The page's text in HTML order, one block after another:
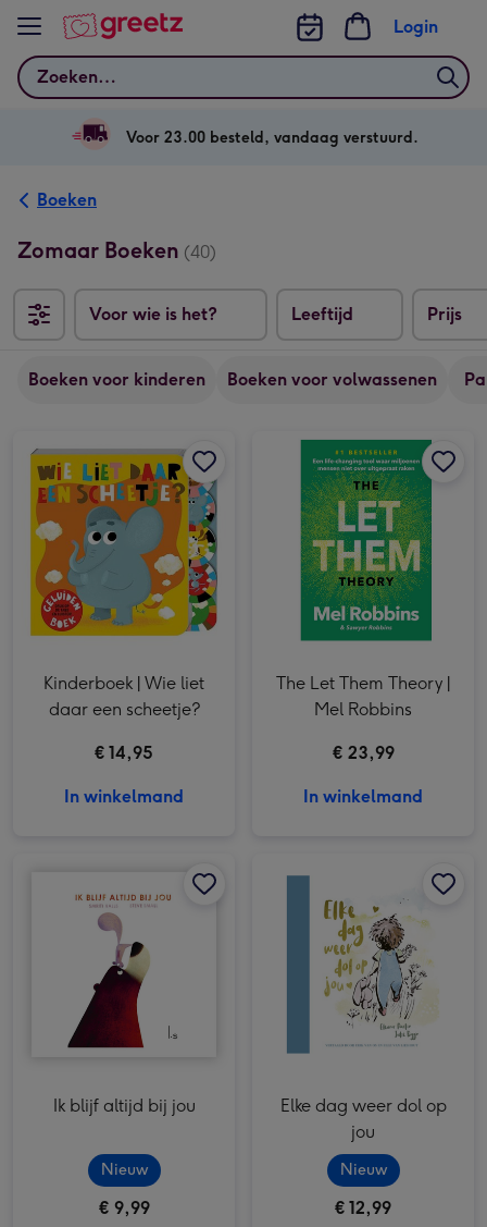
Bekijk meer
Zoeken
Login
Voor 23.00 besteld, vandaag verstuurd.
Boeken
Zomaar Boeken (40)
Voor wie is het? Leeftijd Prijs
Boeken voor kinderen Boeken voor volwassenen
Kinderboek | Wie liet
daar een scheetje?
€ 14,95
In winkelmand
The Let Them Theory |
Mel Robbins
€ 23,99
In winkelmand
Ik blijf altijd bij jou
Nieuw
€ 9,99
Elke dag weer dol op
jou
Nieuw
€ 12,99